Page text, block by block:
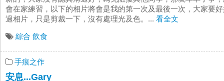
會在家練習，以下的相片將會是我的第一次及最後一次，大家要
過相片，只是剪裁一下，沒有處理光及色。... 看全文
綜合 飲食
手痕之作
安息...Gary